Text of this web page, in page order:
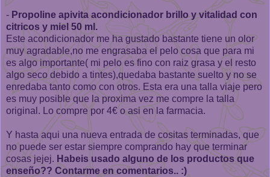
- Propoline apivita acondicionador brillo y vitalidad con
citricos y miel 50 ml.
Este acondicionador me ha gustado bastante tiene un olor
muy agradable,no me engrasaba el pelo cosa que para mi
es algo importante( mi pelo es fino con raiz grasa y el resto
algo seco debido a tintes),quedaba bastante suelto y no se
enredaba tanto como con otros. Esta era una talla viaje pero
es muy posible que la proxima vez me compre la talla
original. Lo compre por 4€ o asi en la farmacia.
Y hasta aqui una nueva entrada de cositas terminadas, que
no puede ser estar siempre comprando hay que terminar
cosas jejej. Habeis usado alguno de los productos que
enseño?? Contarme en comentarios.. :)